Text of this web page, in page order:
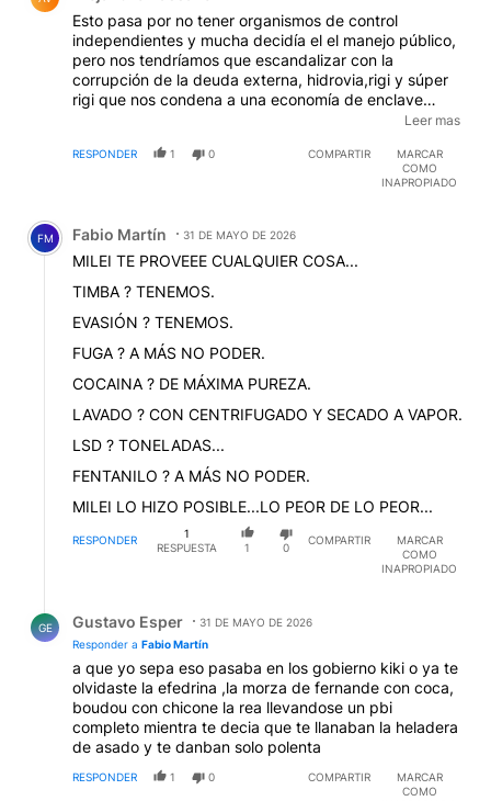
Esto pasa por no tener organismos de control
independientes y mucha decidía el el manejo público,
pero nos tendríamos que escandalizar con la
corrupción de la deuda externa, hidrovia,rigi y súper
rigi que nos condena a una economía de enclave
"colonial" por 30 años sin chances de ganar un
algoritmo nos muestra
Leer mas
RESPONDER 1 0 COMPARTIR
MARCAR
COMO
INAPROPIADO
Comentario de Fabio Martín.
FM Fabio Martín 31 DE MAYO DE 2026
MILEI TE PROVEEE CUALQUIER COSA...
TIMBA ? TENEMOS.
EVASIÓN ? TENEMOS.
FUGA ? A MÁS NO PODER.
COCAINA ? DE MÁXIMA PUREZA.
LAVADO ? CON CENTRIFUGADO Y SECADO A VAPOR.
LSD ? TONELADAS...
FENTANILO ? A MÁS NO PODER.
MILEI LO HIZO POSIBLE...LO PEOR DE LO PEOR...
RESPONDER
1
RESPUESTA
1 0
COMPARTIR
MARCAR
COMO
INAPROPIADO
GE Gustavo Esper
31 DE MAYO DE 2026
Responder a Fabio Martín
a que yo sepa eso pasaba en los gobierno kiki o ya te
olvidaste la efedrina ,la morza de fernande con coca,
boudou con chicone la rea llevandose un pbi
completo mientra te decia que te llanaban la heladera
de asado y te danban solo polenta
RESPONDER 1 0 COMPARTIR
MARCAR
COMO